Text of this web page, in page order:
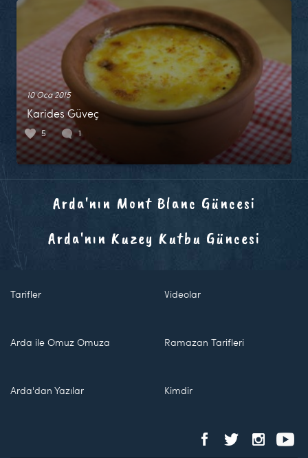
10 Oca 2015
Karides Güveç
5 1
Arda'nın Mont Blanc Güncesi
Arda'nın Kuzey Kutbu Güncesi
Tarifler Videolar
Arda ile Omuz Omuza Ramazan Tarifleri
Arda'dan Yazılar Kimdir